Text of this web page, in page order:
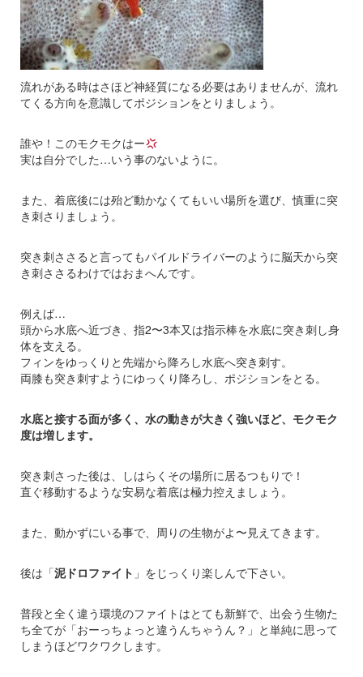
流れがある時はさほど神経質になる必要はありませんが、流れ
てくる方向を意識してポジションをとりましょう。
誰や！このモクモクはー
実は自分でした…いう事のないように。
また、着底後には殆ど動かなくてもいい場所を選び、慎重に突
き刺さりましょう。
突き刺ささると言ってもパイルドライバーのように脳天から突
き刺ささるわけではおまへんです。
例えば…
頭から水底へ近づき、指2〜3本又は指示棒を水底に突き刺し身
体を支える。
フィンをゆっくりと先端から降ろし水底へ突き刺す。
両膝も突き刺すようにゆっくり降ろし、ポジションをとる。
水底と接する面が多く、水の動きが大きく強いほど、モクモク
度は増します。
突き刺さった後は、しはらくその場所に居るつもりで！
直ぐ移動するような安易な着底は極力控えましょう。
また、動かずにいる事で、周りの生物がよ〜見えてきます。
後は「泥ドロファイト 」をじっくり楽しんで下さい。
普段と全く違う環境のファイトはとても新鮮で、出会う生物た
ち全てが「おーっちょっと違うんちゃうん？」と単純に思って
しまうほどワクワクします。